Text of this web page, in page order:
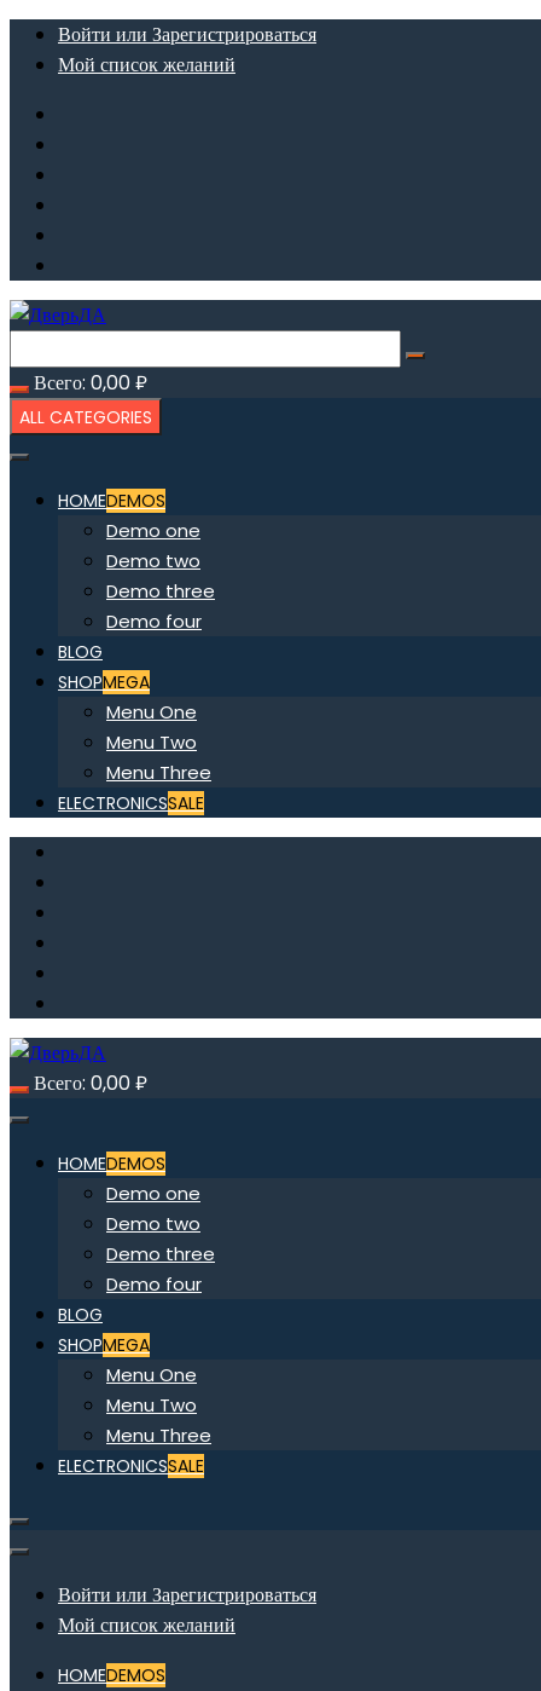
ПерейтиВойти или Зарегистрироваться
Мой список желаний
Всего: 0,00₽
ALL CATEGORIES
HOMEDEMOS
Demo one
Demo two
Demo three
Demo four
BLOG
SHOPMEGA
Menu One
Menu Two
Menu Three
ELECTRONICSSALE
Всего: 0,00₽
HOMEDEMOS
Demo one
Demo two
Demo three
Demo four
BLOG
SHOPMEGA
Menu One
Menu Two
Menu Three
ELECTRONICSSALE
Войти или Зарегистрироваться
Мой список желаний
HOMEDEMOS